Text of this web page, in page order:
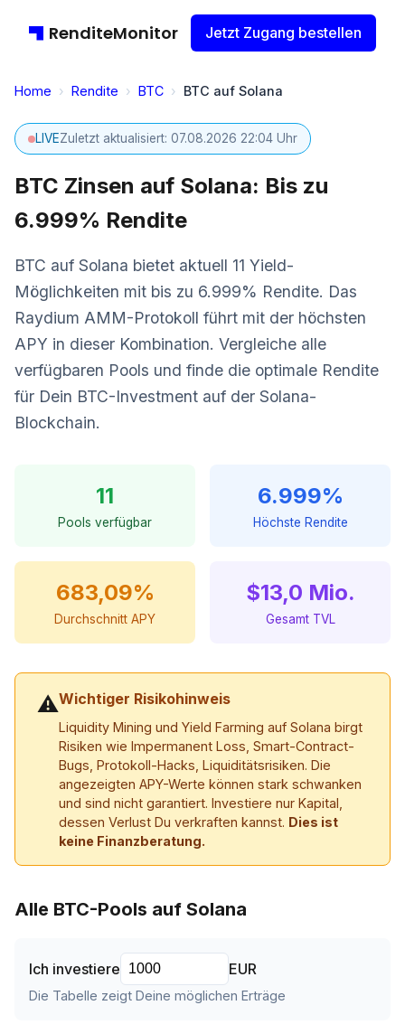
RenditeMonitor Jetzt Zugang bestellen
Home › Rendite › BTC › BTC auf Solana
LIVEZuletzt aktualisiert: 07.08.2026 22:04 Uhr
BTC Zinsen auf Solana: Bis zu
6.999% Rendite
BTC auf Solana bietet aktuell 11 Yield-
Möglichkeiten mit bis zu 6.999% Rendite. Das
Raydium AMM-Protokoll führt mit der höchsten
APY in dieser Kombination. Vergleiche alle
verfügbaren Pools und finde die optimale Rendite
für Dein BTC-Investment auf der Solana-
Blockchain.
11
Pools verfügbar
6.999%
Höchste Rendite
683,09%
Durchschnitt APY
$13,0 Mio.
Gesamt TVL
⚠Wichtiger Risikohinweis
Liquidity Mining und Yield Farming auf Solana birgt
Risiken wie Impermanent Loss, Smart-Contract-
Bugs, Protokoll-Hacks, Liquiditätsrisiken. Die
angezeigten APY-Werte können stark schwanken
und sind nicht garantiert. Investiere nur Kapital,
dessen Verlust Du verkraften kannst. Dies ist
keine Finanzberatung.
Alle BTC-Pools auf Solana
Ich investiere EUR
Die Tabelle zeigt Deine möglichen Erträge